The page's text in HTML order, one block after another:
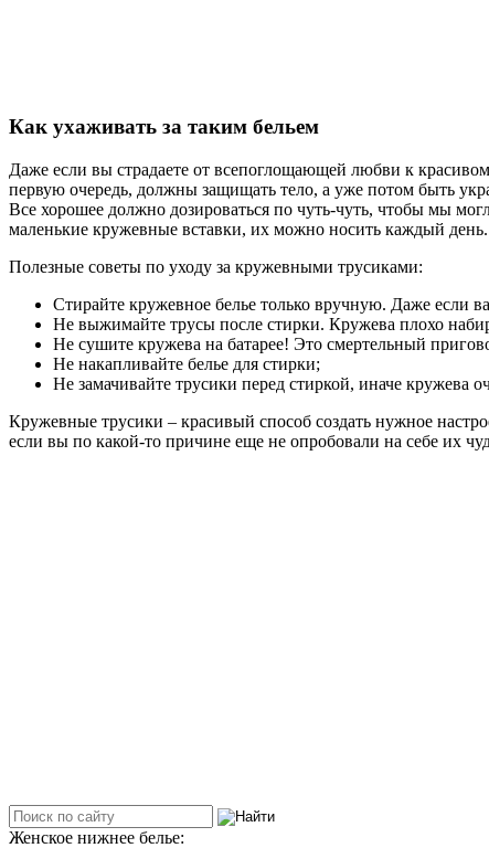
Как ухаживать за таким бельем
Даже если вы страдаете от всепоглощающей любви к
первую очередь, должны защищать тело, а уже потом быть
Все хорошее должно дозироваться по чуть-чуть, чтобы мы
маленькие кружевные вставки, их можно носить каждый день.
Полезные советы по уходу за кружевными трусиками:
Стирайте кружевное белье только вручную. Даже если
Не выжимайте трусы после стирки. Кружева плохо
Не сушите кружева на батарее! Это смертельный
Не накапливайте белье для стирки;
Не замачивайте трусики перед стиркой, иначе кружева
Кружевные трусики – красивый способ создать нужное
если вы по какой-то причине еще не опробовали на себе их
Женское нижнее белье: